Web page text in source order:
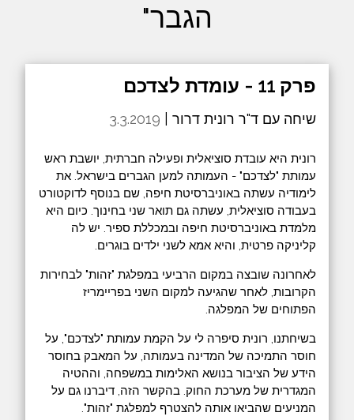
הגבר"
פרק 11 - עומדת לצדכם
שיחה עם ד"ר רונית דרור | 3.3.2019
רונית היא עובדת סוציאלית ופעילה חברתית, יושבת ראש
עמותת "לצדכם" - העמותה למען הגברים בישראל. את
לימודיה עשתה באוניברסיטת חיפה, שם בנוסף לדוקטורט
בעבודה סוציאלית, עשתה גם תואר שני בחינוך. כיום היא
מלמדת באוניברסיטת חיפה ובמכללת ספיר. יש לה
קליניקה פרטית, והיא אמא לשני ילדים בוגרים.
לאחרונה שובצה במקום הרביעי במפלגת "זהות" לבחירות
הקרובות, לאחר שהגיעה למקום השני בפריימריז
הפתוחים של המפלגה.
בשיחתנו, רונית סיפרה לי על הקמת עמותת "לצדכם", על
חוסר התמיכה של המדינה בעמותה, על המאבק בחוסר
הידע של הציבור בנושא האלימות במשפחה, וההטיה
המגדרית של מערכת החוק. בהקשר הזה, דיברנו גם על
המניעים שהביאו אותה להצטרף למפלגת "זהות".